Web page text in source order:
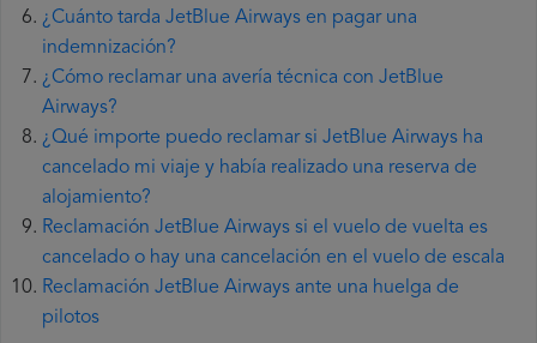
¿Cuánto tarda JetBlue Airways en pagar una
indemnización?
¿Cómo reclamar una avería técnica con JetBlue
Airways?
¿Qué importe puedo reclamar si JetBlue Airways ha
cancelado mi viaje y había realizado una reserva de
alojamiento?
Reclamación JetBlue Airways si el vuelo de vuelta es
cancelado o hay una cancelación en el vuelo de escala
Reclamación JetBlue Airways ante una huelga de
pilotos